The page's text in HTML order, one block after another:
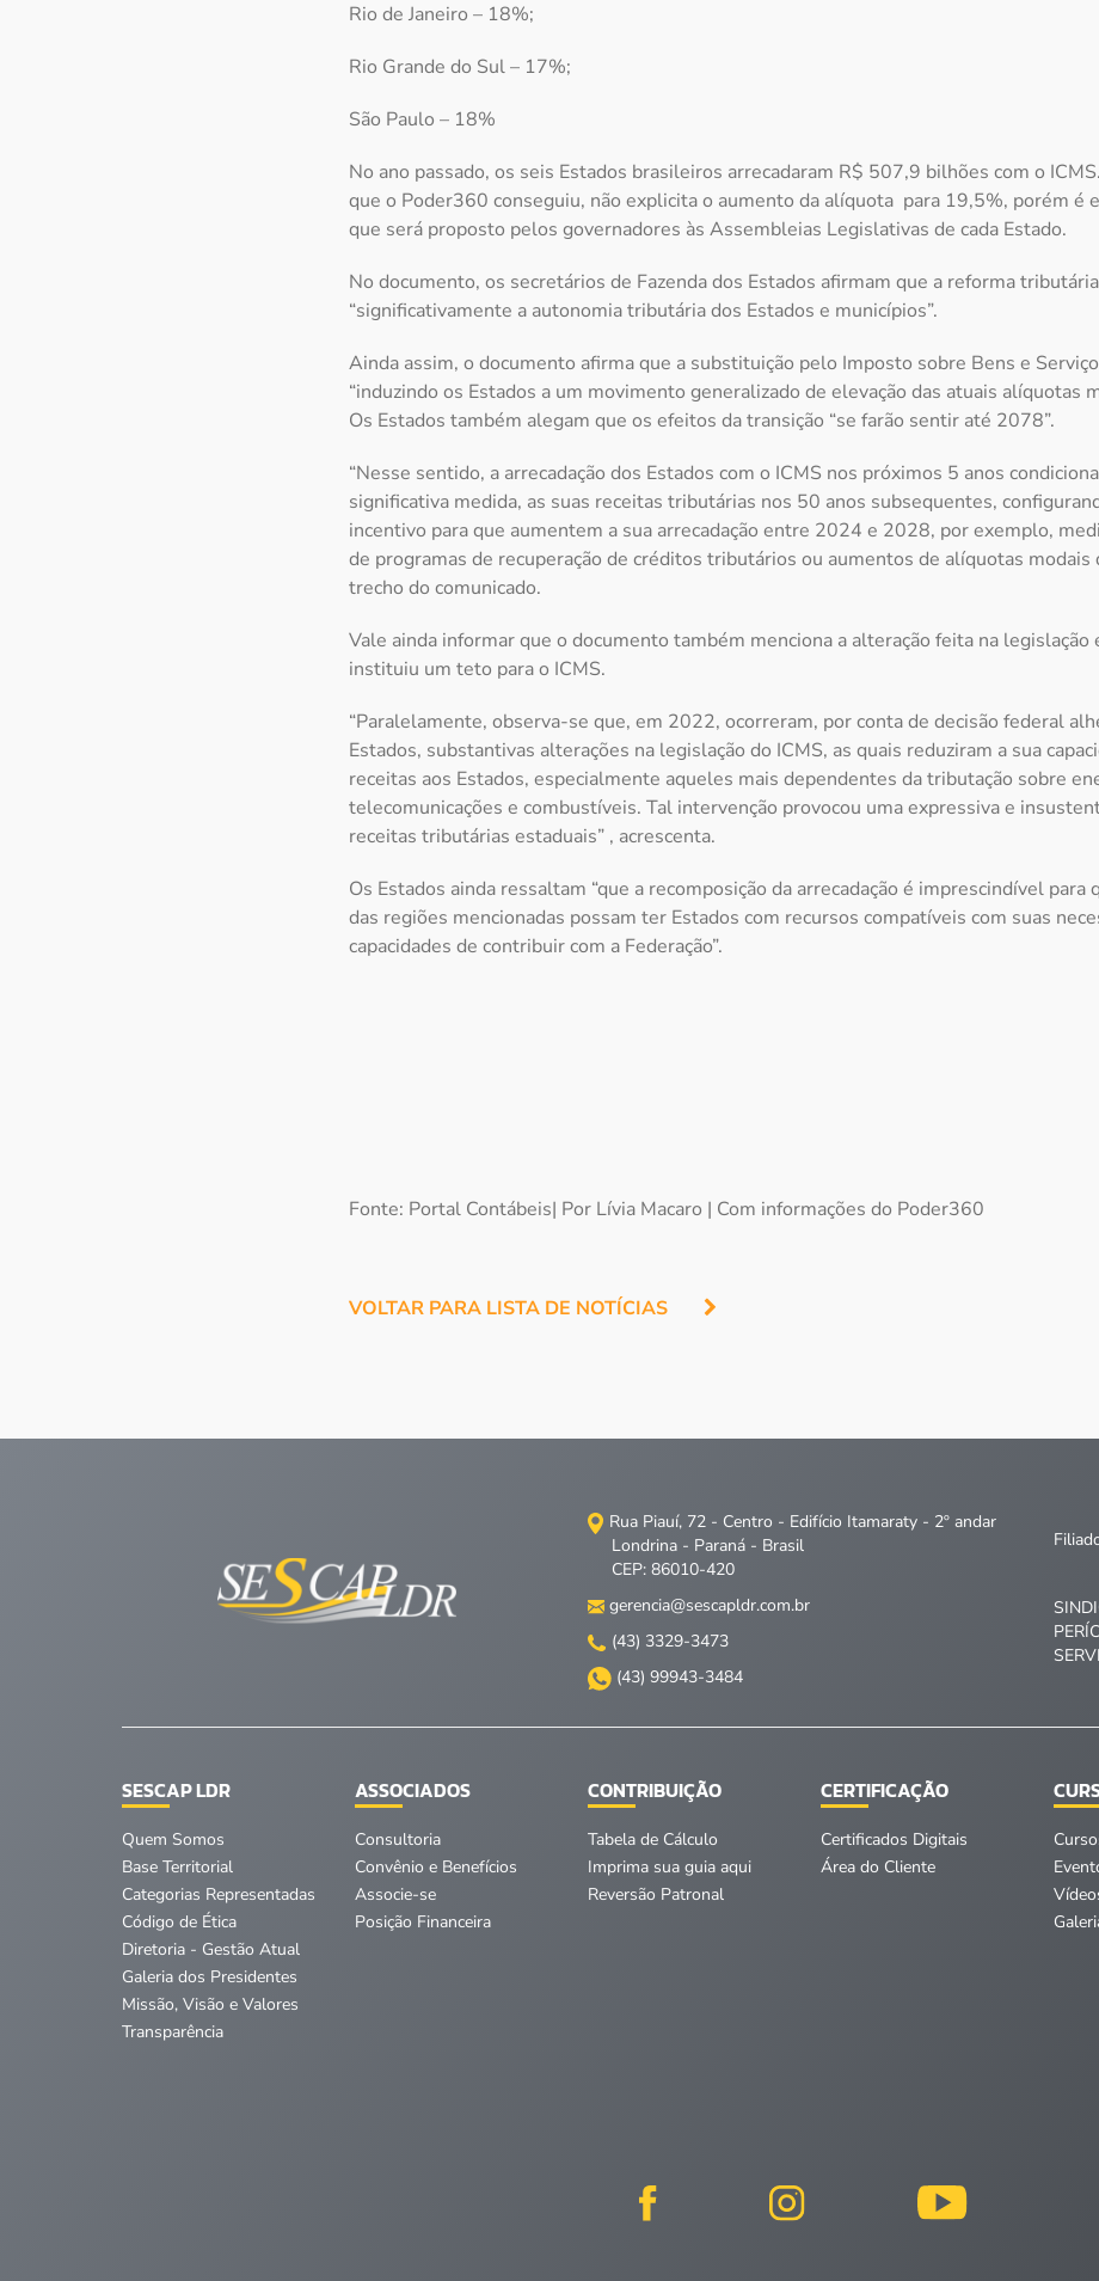
Rio de Janeiro – 18%;
Rio Grande do Sul – 17%;
São Paulo – 18%
No ano passado, os seis Estados brasileiros arrecadaram R$ 507,9 bilhões com o
que o Poder360 conseguiu, não explicita o aumento da alíquota para 19,5%, porém é
que será proposto pelos governadores às Assembleias Legislativas de cada Estado.
No documento, os secretários de Fazenda dos Estados afirmam que a reforma
“significativamente a autonomia tributária dos Estados e municípios”.
Ainda assim, o documento afirma que a substituição pelo Imposto sobre Bens e
“induzindo os Estados a um movimento generalizado de elevação das atuais alíquotas
Os Estados também alegam que os efeitos da transição “se farão sentir até 2078”.
“Nesse sentido, a arrecadação dos Estados com o ICMS nos próximos 5 anos
significativa medida, as suas receitas tributárias nos 50 anos subsequentes,
incentivo para que aumentem a sua arrecadação entre 2024 e 2028, por exemplo,
de programas de recuperação de créditos tributários ou aumentos de alíquotas modais
trecho do comunicado.
Vale ainda informar que o documento também menciona a alteração feita na
instituiu um teto para o ICMS.
“Paralelamente, observa-se que, em 2022, ocorreram, por conta de decisão federal
Estados, substantivas alterações na legislação do ICMS, as quais reduziram a sua
receitas aos Estados, especialmente aqueles mais dependentes da tributação sobre
telecomunicações e combustíveis. Tal intervenção provocou uma expressiva e
receitas tributárias estaduais” , acrescenta.
Os Estados ainda ressaltam “que a recomposição da arrecadação é imprescindível para
das regiões mencionadas possam ter Estados com recursos compatíveis com suas
capacidades de contribuir com a Federação”.
Fonte: Portal Contábeis| Por Lívia Macaro | Com informações do Poder360
VOLTAR PARA LISTA DE NOTÍCIAS
Rua Piauí, 72 - Centro - Edifício Itamaraty - 2º andar
Londrina - Paraná - Brasil
CEP: 86010-420
gerencia@sescapldr.com.br
(43) 3329-3473
(43) 99943-3484
SESCAP LDR
Quem Somos
Base Territorial
Categorias Representadas
Código de Ética
Diretoria - Gestão Atual
Galeria dos Presidentes
Missão, Visão e Valores
Transparência
ASSOCIADOS
Consultoria
Convênio e Benefícios
Associe-se
Posição Financeira
CONTRIBUIÇÃO
Tabela de Cálculo
Imprima sua guia aqui
Reversão Patronal
CERTIFICAÇÃO
Certificados Digitais
Área do Cliente